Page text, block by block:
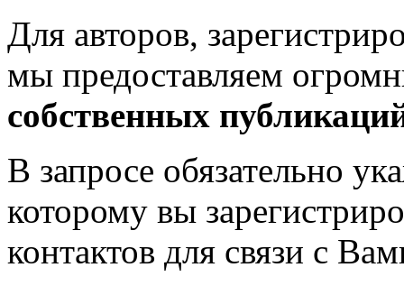
Для авторов,
мы предоставляем
собственных
В запросе обязательно
которому вы
контактов для связи с